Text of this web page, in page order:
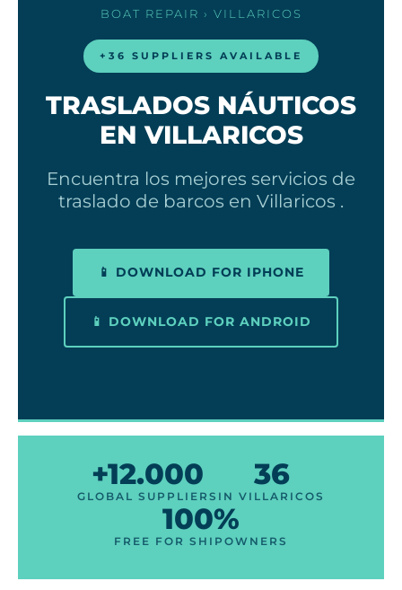
BOAT REPAIR › VILLARICOS
+36 SUPPLIERS AVAILABLE
TRASLADOS NÁUTICOS
EN VILLARICOS
Encuentra los mejores servicios de
traslado de barcos en Villaricos .
📱 DOWNLOAD FOR IPHONE
📱 DOWNLOAD FOR ANDROID
+12.000
GLOBAL SUPPLIERS
36
IN VILLARICOS
100%
FREE FOR SHIPOWNERS